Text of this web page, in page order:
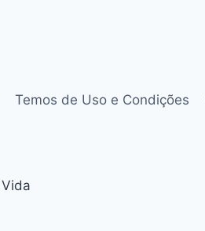
Temos de Uso e Condições